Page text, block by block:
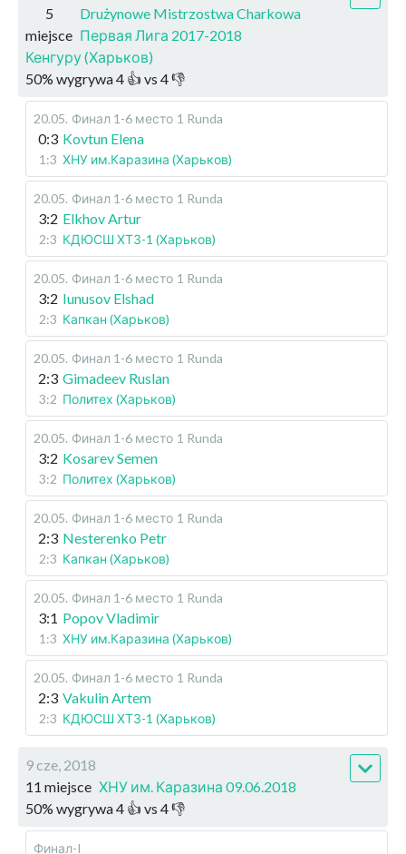
5
miejsce
Drużynowe Mistrzostwa Charkowa
Первая Лига 2017-2018
Кенгуру (Харьков)
50% wygrywa4 👍 vs 4👎
20.05. Финал 1-6 место 1 Runda
0:3 Kovtun Elena
1:3 ХНУ им.Каразина (Харьков)
20.05. Финал 1-6 место 1 Runda
3:2 Elkhov Artur
2:3 КДЮСШ ХТЗ-1 (Харьков)
20.05. Финал 1-6 место 1 Runda
3:2 Iunusov Elshad
2:3 Капкан (Харьков)
20.05. Финал 1-6 место 1 Runda
2:3 Gimadeev Ruslan
3:2 Политех (Харьков)
20.05. Финал 1-6 место 1 Runda
3:2 Kosarev Semen
3:2 Политех (Харьков)
20.05. Финал 1-6 место 1 Runda
2:3 Nesterenko Petr
2:3 Капкан (Харьков)
20.05. Финал 1-6 место 1 Runda
3:1 Popov Vladimir
1:3 ХНУ им.Каразина (Харьков)
20.05. Финал 1-6 место 1 Runda
2:3 Vakulin Artem
2:3 КДЮСШ ХТЗ-1 (Харьков)
9 cze, 2018
11 miejsce ХНУ им. Каразина 09.06.2018
50% wygrywa4 👍 vs 4👎
Финал-I